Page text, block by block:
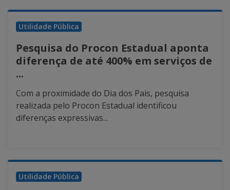
Utilidade Pública
Pesquisa do Procon Estadual aponta
diferença de até 400% em serviços de
...
Com a proximidade do Dia dos Pais, pesquisa
realizada pelo Procon Estadual identificou
diferenças expressivas...
Utilidade Pública